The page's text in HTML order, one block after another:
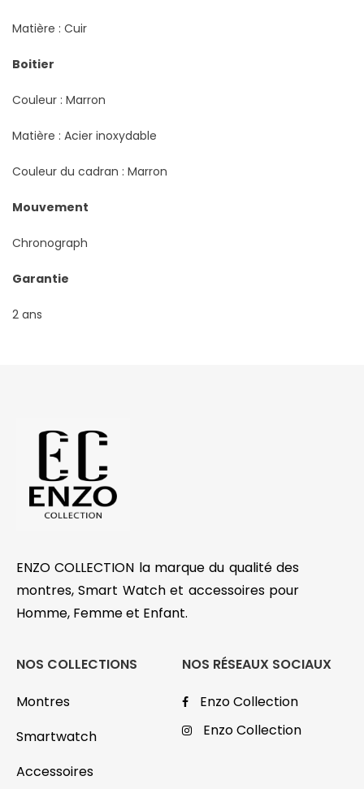
Matière : Cuir
Boitier
Couleur : Marron
Matière : Acier inoxydable
Couleur du cadran : Marron
Mouvement
Chronograph
Garantie
2 ans
ENZO COLLECTION la marque du qualité des
montres, Smart Watch et accessoires pour
Homme, Femme et Enfant.
NOS COLLECTIONS
Montres
Smartwatch
Accessoires
NOS RÉSEAUX SOCIAUX
Enzo Collection
Enzo Collection